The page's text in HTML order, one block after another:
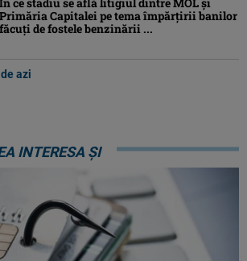
Primăria Capitalei pe tema împărțirii banilor
făcuți de fostele benzinării ...
azi
INTERESA ȘI